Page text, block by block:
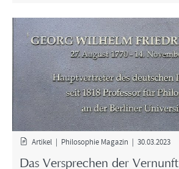
Ar­ti­kel | Phi­lo­so­phie Ma­ga­zin | 30.03.2023
Das Ver­spre­chen der Ver­nunft